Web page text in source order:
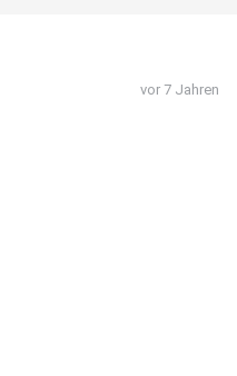
vor 7 Jahren